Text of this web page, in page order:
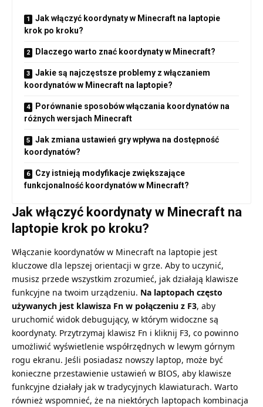
Jak włączyć koordynaty w Minecraft na laptopie
krok po kroku?
Dlaczego warto znać koordynaty w Minecraft?
Jakie są najczęstsze problemy z włączaniem
koordynatów w Minecraft na laptopie?
Porównanie sposobów włączania koordynatów na
różnych wersjach Minecraft
Jak zmiana ustawień gry wpływa na dostępność
koordynatów?
Czy istnieją modyfikacje zwiększające
funkcjonalność koordynatów w Minecraft?
Jak włączyć koordynaty w Minecraft na
laptopie krok po kroku?
Włączanie koordynatów w Minecraft na laptopie jest
kluczowe dla lepszej orientacji w grze. Aby to uczynić,
musisz przede wszystkim zrozumieć, jak działają klawisze
funkcyjne na twoim urządzeniu. Na laptopach często
używanych jest klawisza Fn w połączeniu z F3, aby
uruchomić widok debugujący, w którym widoczne są
koordynaty. Przytrzymaj klawisz Fn i kliknij F3, co powinno
umożliwić wyświetlenie współrzędnych w lewym górnym
rogu ekranu. Jeśli posiadasz nowszy laptop, może być
konieczne przestawienie ustawień w BIOS, aby klawisze
funkcyjne działały jak w tradycyjnych klawiaturach. Warto
również wspomnieć, że na niektórych laptopach kombinacja